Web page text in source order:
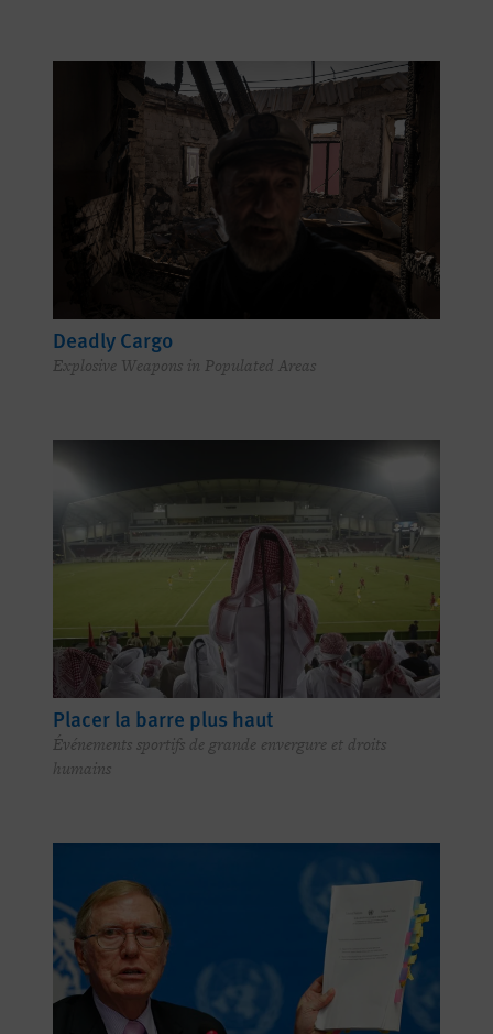
Deadly Cargo
Explosive Weapons in Populated Areas
Placer la barre plus haut
Événements sportifs de grande envergure et droits
humains